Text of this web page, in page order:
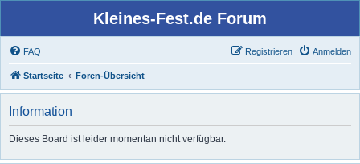
Kleines-Fest.de Forum
FAQ Anmelden
Registrieren
Startseite Foren-Übersicht
Information
Dieses Board ist leider momentan nicht verfügbar.